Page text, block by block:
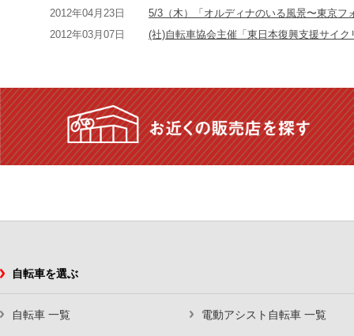
2012年04月23日
5/3（木）「オルディナのいる風景〜東京フ
2012年03月07日
(社)自転車協会主催「東日本復興支援サイ
自転車を選ぶ
自転車 一覧 電動アシスト自転車 一覧